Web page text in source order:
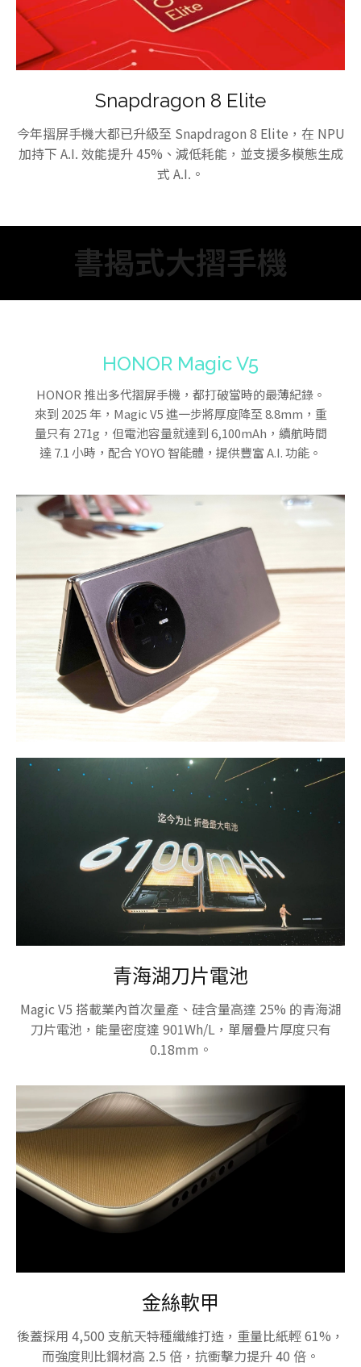
Snapdragon 8 Elite
今年摺屏手機大都已升級至 Snapdragon 8 Elite，在 NPU
加持下 A.I. 效能提升 45%、減低耗能，並支援多模態生成
式 A.I.。
書揭式大摺手機
HONOR Magic V5
HONOR 推出多代摺屏手機，都打破當時的最薄紀錄。
來到 2025 年，Magic V5 進一步將厚度降至 8.8mm，重
量只有 271g，但電池容量就達到 6,100mAh，續航時間
達 7.1 小時，配合 YOYO 智能體，提供豐富 A.I. 功能。
青海湖刀片電池
Magic V5 搭載業內首次量產、硅含量高達 25% 的青海湖
刀片電池，能量密度達 901Wh/L，單層疊片厚度只有
0.18mm。
金絲軟甲
後蓋採用 4,500 支航天特種纖維打造，重量比紙輕 61%，
而強度則比鋼材高 2.5 倍，抗衝擊力提升 40 倍。